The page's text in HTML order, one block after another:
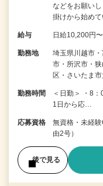
などをお願い
掛けから始め
給与 日給10,200円
勤務地
埼玉県川越市
市・所沢市・
区・さいたま
勤務時間
＜日勤＞ ・8
1日から応…
応募資格
無資格・未経
由2号）
後で見る